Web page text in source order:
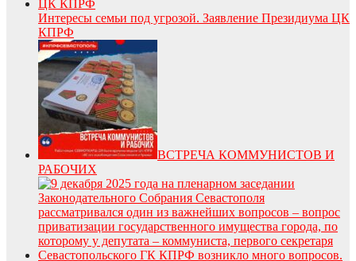
Интересы семьи под угрозой. Заявление Президиума ЦК
КПРФ
ВСТРЕЧА КОММУНИСТОВ И
РАБОЧИХ